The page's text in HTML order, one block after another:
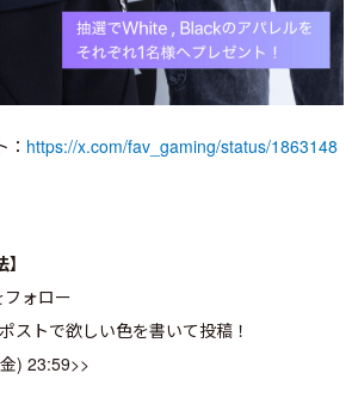
https://x.com/fav_gaming/status/1863148
ォロー
ストで欲しい色を書いて投稿！
) 23:59>>